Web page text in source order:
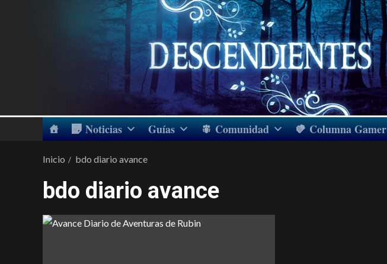
Noticias Guías Comunidad Columna Gamer
Inicio bdo diario avance
bdo diario avance